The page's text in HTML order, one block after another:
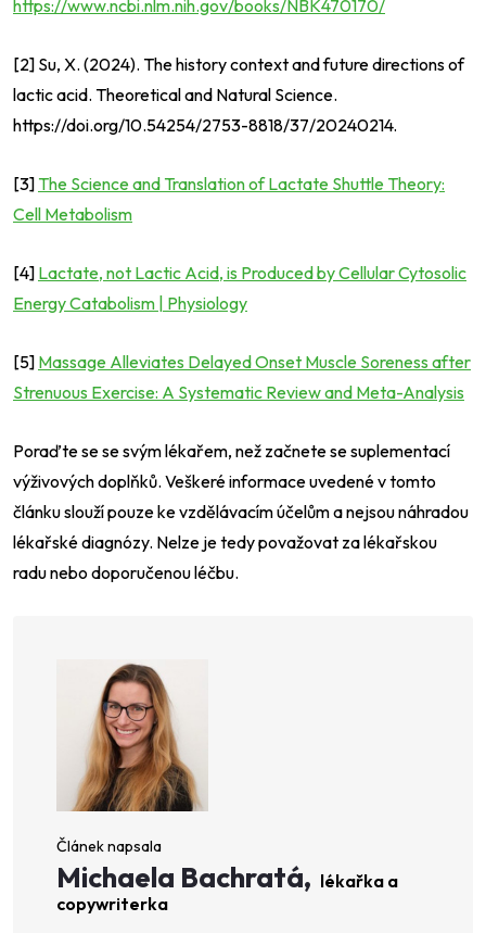
https://www.ncbi.nlm.nih.gov/books/NBK470170/
[2] Su, X. (2024). The history context and future directions of
lactic acid. Theoretical and Natural Science.
https://doi.org/10.54254/2753-8818/37/20240214.
[3] The Science and Translation of Lactate Shuttle Theory:
Cell Metabolism
[4] Lactate, not Lactic Acid, is Produced by Cellular Cytosolic
Energy Catabolism | Physiology
[5] Massage Alleviates Delayed Onset Muscle Soreness after
Strenuous Exercise: A Systematic Review and Meta-Analysis
Poraďte se se svým lékařem, než začnete se suplementací
výživových doplňků. Veškeré informace uvedené v tomto
článku slouží pouze ke vzdělávacím účelům a nejsou náhradou
lékařské diagnózy. Nelze je tedy považovat za lékařskou
radu nebo doporučenou léčbu.
Michaela Bachratá, lékařka a
copywriterka